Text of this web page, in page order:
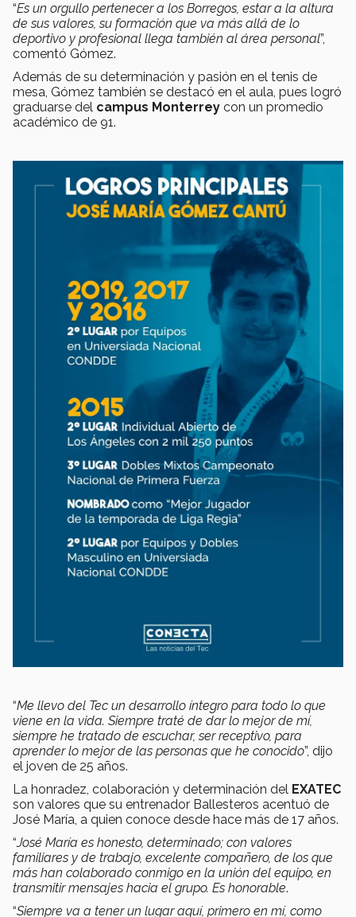
“Es un orgullo pertenecer a los Borregos, estar a la altura
de sus valores, su formación que va más allá de lo
deportivo y profesional llega también al área personal”,
comentó Gómez.
Además de su determinación y pasión en el tenis de
mesa, Gómez también se destacó en el aula, pues logró
graduarse del campus Monterrey con un promedio
académico de 91.
“Me llevo del Tec un desarrollo íntegro para todo lo que
viene en la vida. Siempre traté de dar lo mejor de mí,
siempre he tratado de escuchar, ser receptivo, para
aprender lo mejor de las personas que he conocido”, dijo
el joven de 25 años.
La honradez, colaboración y determinación del EXATEC
son valores que su entrenador Ballesteros acentuó de
José María, a quien conoce desde hace más de 17 años.
“José María es honesto, determinado; con valores
familiares y de trabajo, excelente compañero, de los que
más han colaborado conmigo en la unión del equipo, en
transmitir mensajes hacia el grupo. Es honorable.
“Siempre va a tener un lugar aquí, primero en mí, como